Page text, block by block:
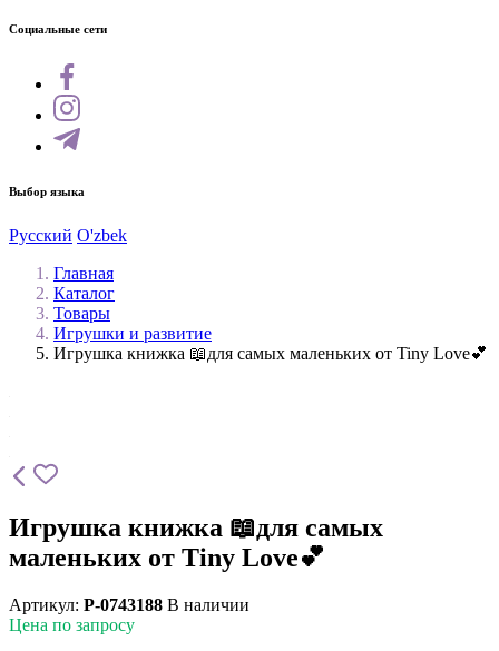
Социальные сети
Выбор языка
Русский O'zbek
Главная
Каталог
Товары
Игрушки и развитие
Игрушка книжка 📖для самых маленьких от Tiny Love💕
Игрушка книжка 📖для самых
маленьких от Tiny Love💕
Артикул: P-0743188 В наличии
Цена по запросу